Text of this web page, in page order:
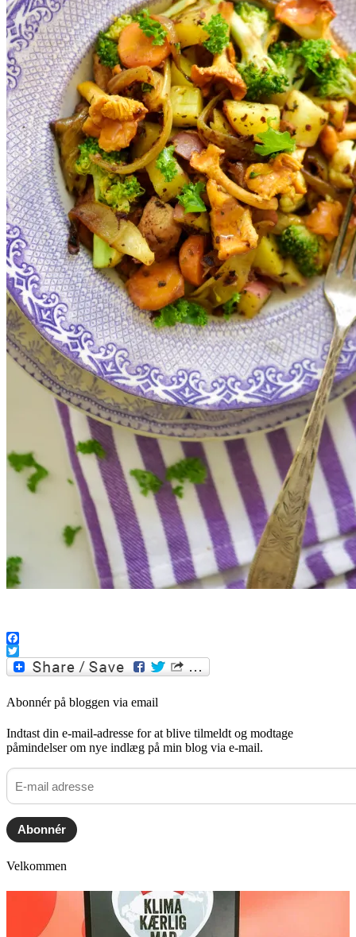
Facebook
Twitter
Abonnér på bloggen via email
Indtast din e-mail-adresse for at blive tilmeldt og modtage
påmindelser om nye indlæg på min blog via e-mail.
E-
mail
adresse
Abonnér
Velkommen